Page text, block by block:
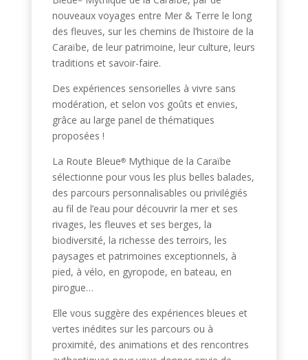
nouveaux voyages entre Mer & Terre le long
des fleuves, sur les chemins de l’histoire de la
Caraïbe, de leur patrimoine, leur culture, leurs
traditions et savoir-faire.
Des expériences sensorielles à vivre sans
modération, et selon vos goûts et envies,
grâce au large panel de thématiques
proposées !
La Route Bleue®Mythique de la Caraïbe
sélectionne pour vous les plus belles balades,
des parcours personnalisables ou privilégiés
au fil de l’eau pour découvrir la mer et ses
rivages, les fleuves et ses berges, la
biodiversité, la richesse des terroirs, les
paysages et patrimoines exceptionnels, à
pied, à vélo, en gyropode, en bateau, en
pirogue…
Elle vous suggère des expériences bleues et
vertes inédites sur les parcours ou à
proximité, des animations et des rencontres